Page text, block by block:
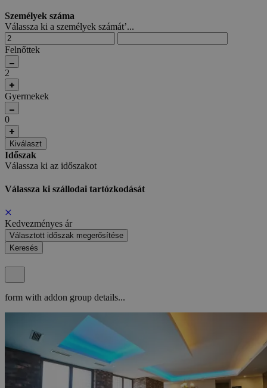
Személyek száma
Válassza ki a személyek számát’...
Felnőttek
2
Gyermekek
0
Kiválaszt
Időszak
Válassza ki az időszakot
Válassza ki szállodai tartózkodását
Kedvezményes ár
Választott időszak megerősítése
Keresés
form with addon group details...